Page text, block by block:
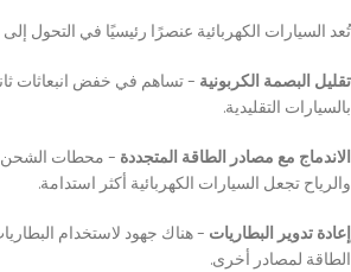
تُعد السيارات الكهربائية عنصرًا رئيسيًا في التحول
تقليل البصمة الكربونية – تساهم في خفض انبعاثات
بالسيارات التقليدية.
الاندماج مع مصادر الطاقة المتجددة – محطات الشحن
والرياح تجعل السيارات الكهربائية أكثر استدامة.
إعادة تدوير البطاريات – هناك جهود لاستخدام
الطاقة لمصادر أخرى.